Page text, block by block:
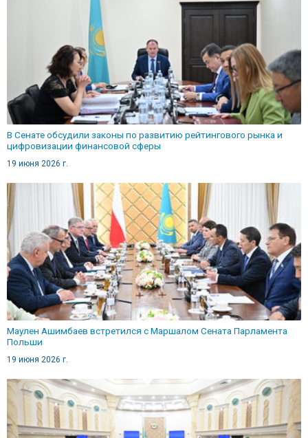
В Сенате обсудили законы по развитию рейтингового рынка и
цифровизации финансовой сферы
19 июня 2026 г.
Маулен Ашимбаев встретился с Маршалом Сената Парламента
Польши
19 июня 2026 г.